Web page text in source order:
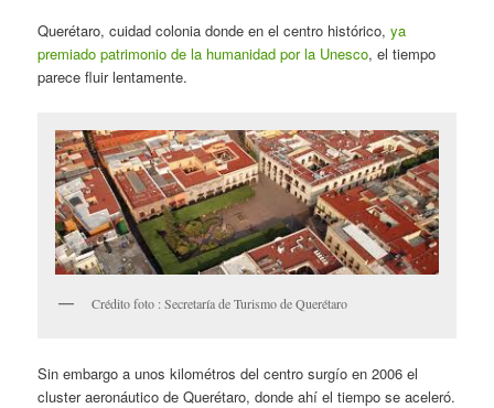
Querétaro, cuidad colonia donde en el centro histórico,ya
premiado patrimonio de la humanidad por la Unesco, el tiempo
parece fluir lentamente.
Crédito foto : Secretaría de Turismo de Querétaro
Sin embargo a unos kilométros del centro surgío en 2006 el
cluster aeronáutico de Querétaro, donde ahí el tiempo se aceleró.